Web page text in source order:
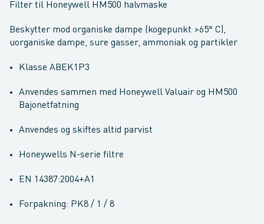
Filter til Honeywell HM500 halvmaske
Beskytter mod organiske dampe (kogepunkt >65° C),
uorganiske dampe, sure gasser, ammoniak og partikler
Klasse ABEK1P3
Anvendes sammen med Honeywell Valuair og HM500
Bajonetfatning
Anvendes og skiftes altid parvist
Honeywells N-serie filtre
EN 14387:2004+A1
Forpakning: PK8 / 1 / 8